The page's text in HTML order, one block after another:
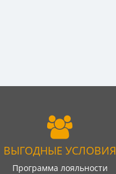
ВЫГОДНЫЕ УСЛОВИЯ
Программа лояльности